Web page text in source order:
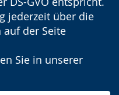
jederzeit über die
auf der Seite
Sie in unserer